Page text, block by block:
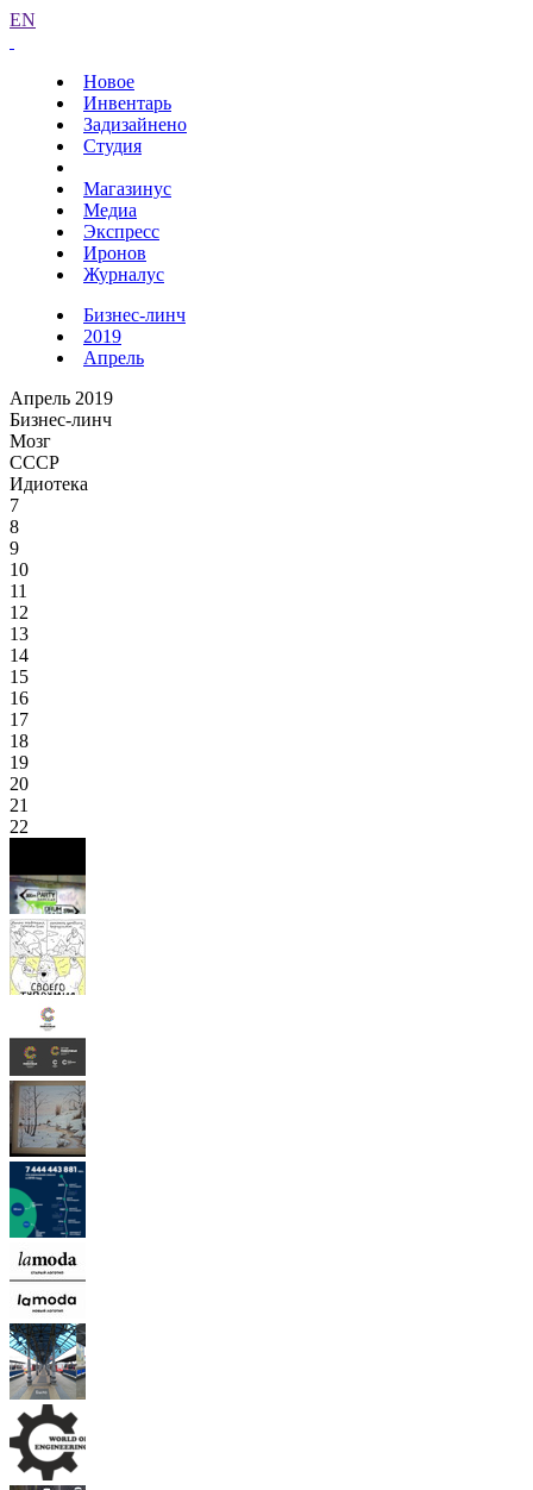
EN
Новое
Инвентарь
Задизайнено
Студия
Магазинус
Медиа
Экспресс
Иронов
Журналус
Бизнес-линч
2019
Апрель
Апрель 2019
Бизнес-линч
Мозг
СССР
Идиотека
7
8
9
10
11
12
13
14
15
16
17
18
19
20
21
22